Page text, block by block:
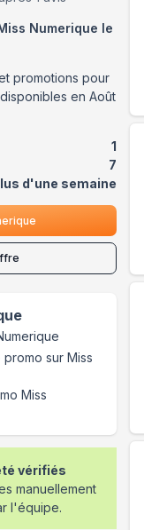
Numerique le
promotions pour
en Août
1
7
d'une semaine
sur Miss
Miss
vérifiés
manuellement
l'équipe.